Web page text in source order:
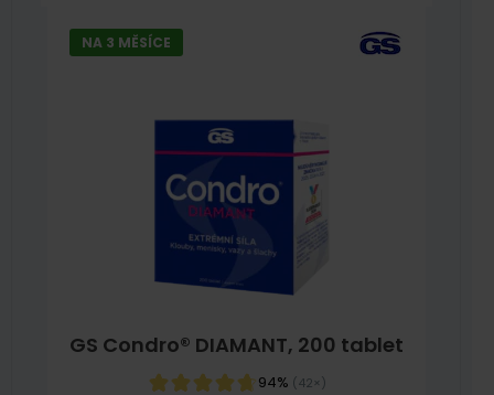
GS Condro® DIAMANT, 200 tablet
94% (42×)
NA 3 MĚSÍCE